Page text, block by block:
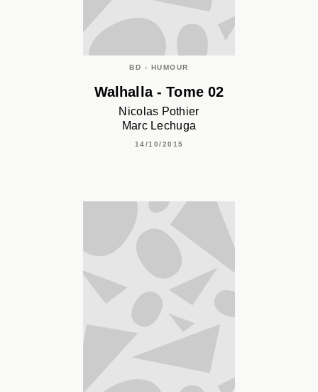
BD - HUMOUR
Walhalla - Tome 02
Nicolas Pothier
Marc Lechuga
14/10/2015